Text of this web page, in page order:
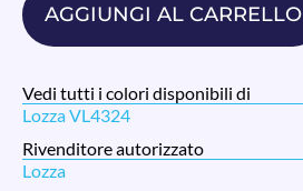
AGGIUNGI AL CARRELLO
Vedi tutti i colori disponibili di
Lozza VL4324
Rivenditore autorizzato
Lozza